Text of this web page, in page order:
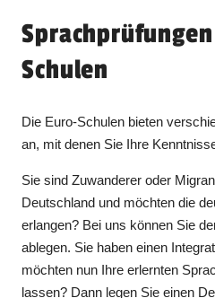
Schulen
Die Euro-Schulen bieten
an, mit denen Sie Ihre
Sie sind Zuwanderer oder
Deutschland und möchten die
erlangen? Bei uns können Sie
ablegen. Sie haben einen
möchten nun Ihre erlernten
lassen? Dann legen Sie einen